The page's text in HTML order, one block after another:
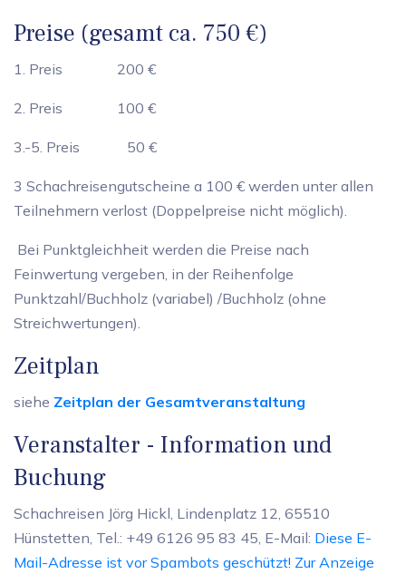
Preise (gesamt ca. 750 €)
1. Preis 200 €
2. Preis 100 €
3.-5. Preis 50 €
3 Schachreisengutscheine a 100 € werden unter allen
Teilnehmern verlost (Doppelpreise nicht möglich).
Bei Punktgleichheit werden die Preise nach
Feinwertung vergeben, in der Reihenfolge
Punktzahl/Buchholz (variabel) /Buchholz (ohne
Streichwertungen).
Zeitplan
siehe Zeitplan der Gesamtveranstaltung
Veranstalter - Information und
Buchung
Schachreisen Jörg Hickl, Lindenplatz 12, 65510
Hünstetten, Tel.: +49 6126 95 83 45, E-Mail: Diese E-
Mail-Adresse ist vor Spambots geschützt! Zur Anzeige